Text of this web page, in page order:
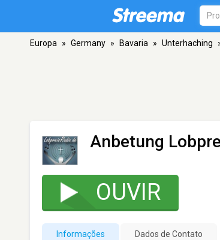
Europa » Germany » Bavaria » Unterhaching
Anbetung
OUVIR
Informações Dados de Contato